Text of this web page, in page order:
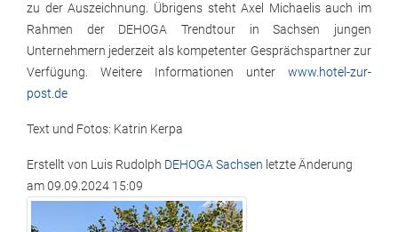
zu der Auszeichnung. Übrigens steht Axel Michaelis auch im
Rahmen der DEHOGA Trendtour in Sachsen jungen
Unternehmern jederzeit als kompetenter Gesprächspartner zur
Verfügung. Weitere Informationen unter www.hotel-zur-
post.de
Text und Fotos: Katrin Kerpa
Erstellt von Luis Rudolph DEHOGA Sachsen letzte Änderung
am09.09.2024 15:09